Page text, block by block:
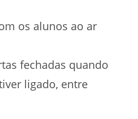
os alunos ao ar
fechadas quando
ligado, entre